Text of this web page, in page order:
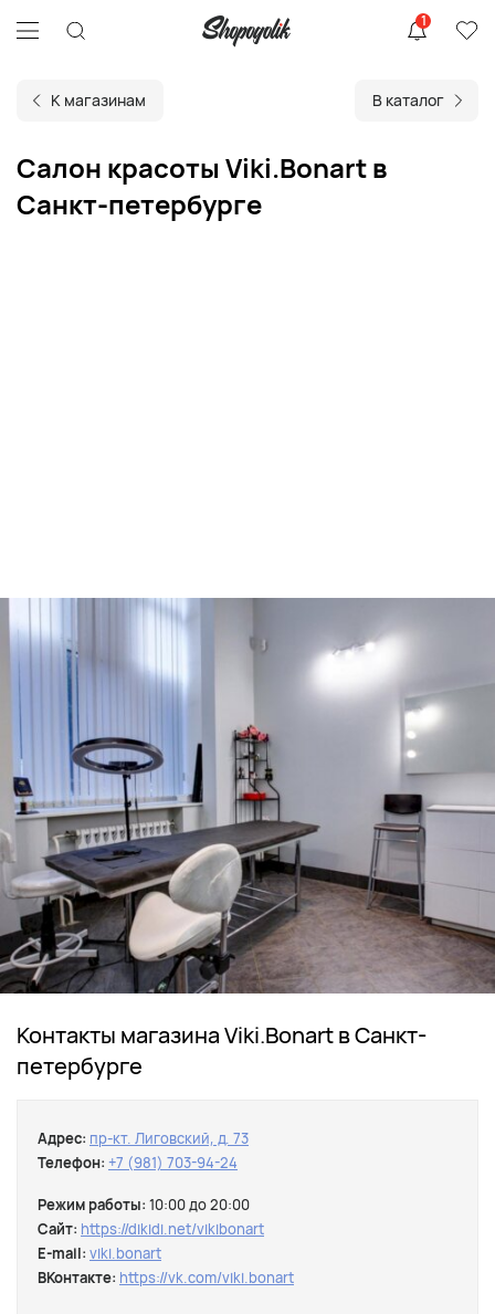
1
К магазинам В каталог
Салон красоты Viki.Bonart в
Санкт-петербурге
Контакты магазина Viki.Bonart в Санкт-
петербурге
Адрес: пр-кт. Лиговский, д. 73
Телефон: +7 (981) 703-94-24
Режим работы: 10:00 до 20:00
Сайт: https://dikidi.net/vikibonart
E-mail: viki.bonart
ВКонтакте: https://vk.com/viki.bonart